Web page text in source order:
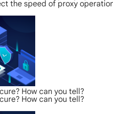
the speed of proxy
How can you tell?
How can you tell?